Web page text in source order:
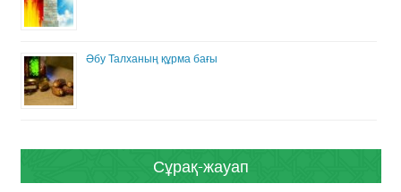
Әбу Талханың құрма бағы
Сұрақ-жауап